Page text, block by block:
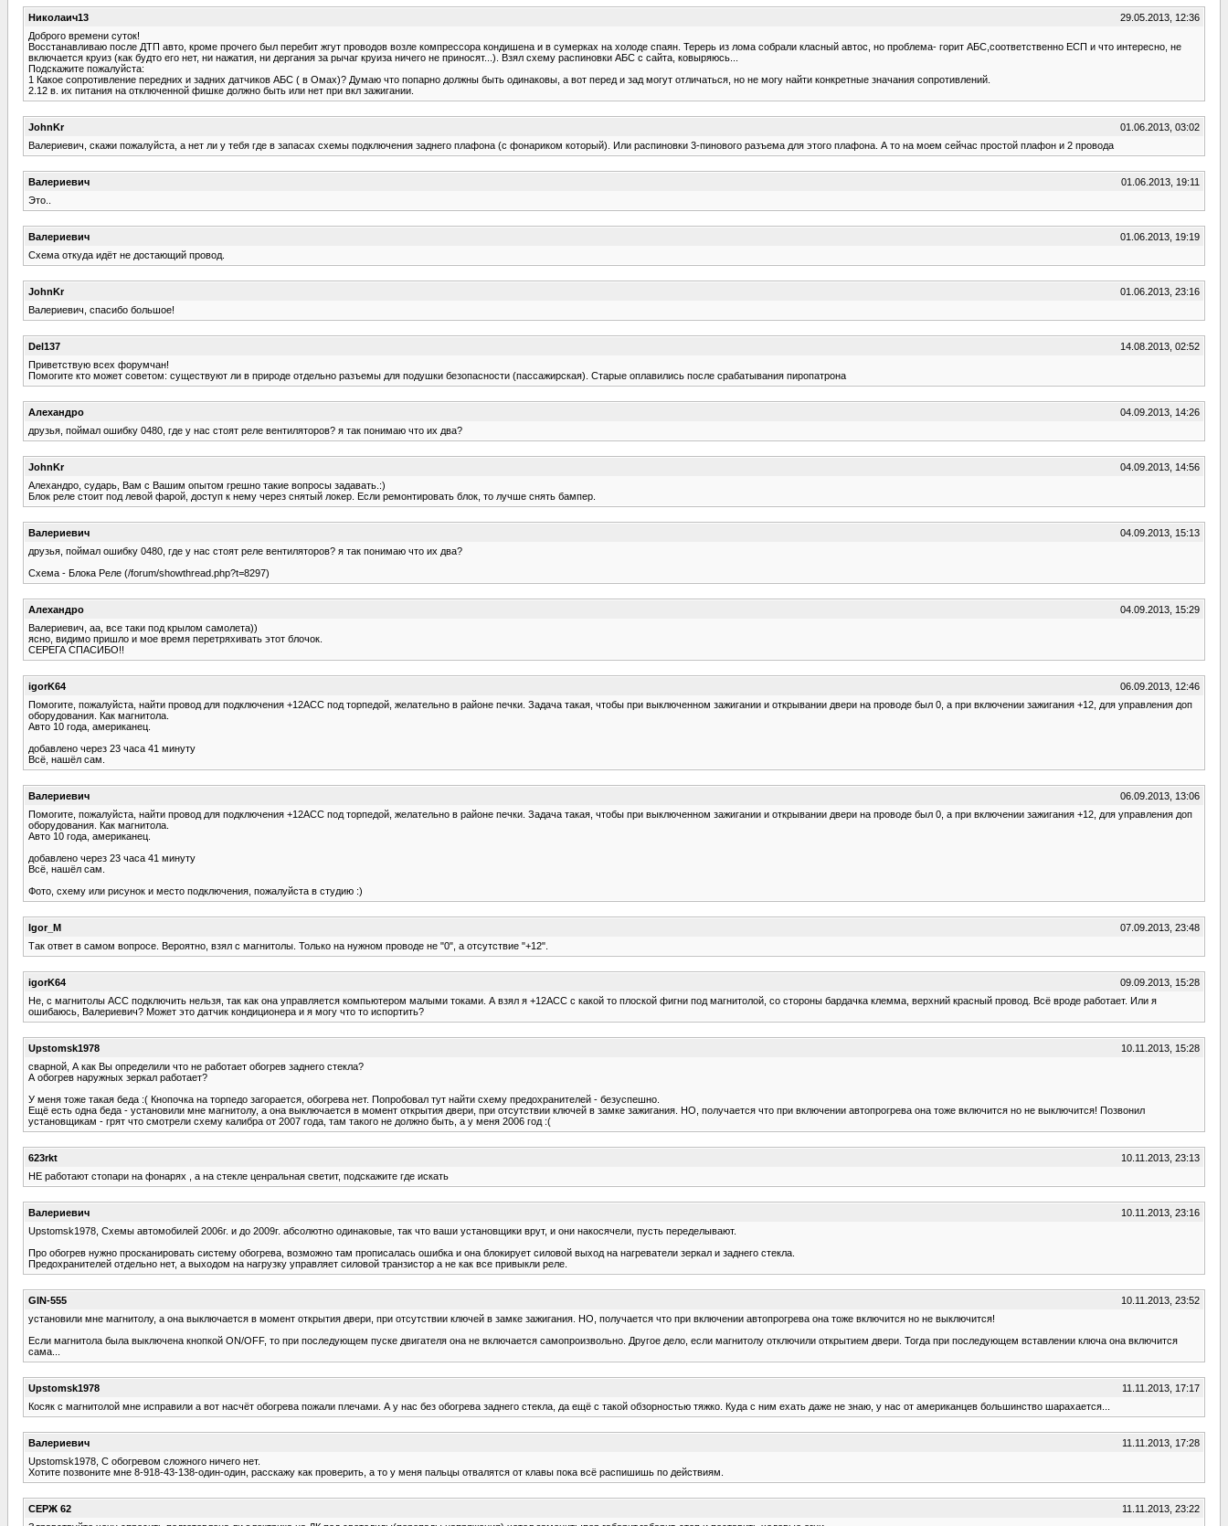
Николаич13
29.05.2013, 12:36
Доброго времени суток!
Восстанавливаю после ДТП авто, кроме прочего был перебит жгут проводов возле компрессора кондишена и в сумерках на холоде спаян. Терерь из лома собрали класный автос, но проблема- горит АБС,соответственно ЕСП и что интересно, не
включается круиз (как будто его нет, ни нажатия, ни дергания за рычаг круиза ничего не приносят...). Взял схему распиновки АБС с сайта, ковыряюсь...
Подскажите пожалуйста:
1 Какое сопротивление передних и задних датчиков АБС ( в Омах)? Думаю что попарно должны быть одинаковы, а вот перед и зад могут отличаться, но не могу найти конкретные значания сопротивлений.
2.12 в. их питания на отключенной фишке должно быть или нет при вкл зажигании.
JohnKr
01.06.2013, 03:02
Валериевич, скажи пожалуйста, а нет ли у тебя где в запасах схемы подключения заднего плафона (с фонариком который). Или распиновки 3-пинового разъема для этого плафона. А то на моем сейчас простой плафон и 2 провода
Валериевич
01.06.2013, 19:11
Это..
Валериевич
01.06.2013, 19:19
Схема откуда идёт не достающий провод.
JohnKr
01.06.2013, 23:16
Валериевич, спасибо большое!
Del137
14.08.2013, 02:52
Приветствую всех форумчан!
Помогите кто может советом: существуют ли в природе отдельно разъемы для подушки безопасности (пассажирская). Старые оплавились после срабатывания пиропатрона
Алехандро
04.09.2013, 14:26
друзья, поймал ошибку 0480, где у нас стоят реле вентиляторов? я так понимаю что их два?
JohnKr
04.09.2013, 14:56
Алехандро, сударь, Вам с Вашим опытом грешно такие вопросы задавать.:)
Блок реле стоит под левой фарой, доступ к нему через снятый локер. Если ремонтировать блок, то лучше снять бампер.
Валериевич
04.09.2013, 15:13
друзья, поймал ошибку 0480, где у нас стоят реле вентиляторов? я так понимаю что их два?
Схема - Блока Реле (/forum/showthread.php?t=8297)
Алехандро
04.09.2013, 15:29
Валериевич, аа, все таки под крылом самолета))
ясно, видимо пришло и мое время перетряхивать этот блочок.
СЕРЕГА СПАСИБО!!
igorK64
06.09.2013, 12:46
Помогите, пожалуйста, найти провод для подключения +12АСС под торпедой, желательно в районе печки. Задача такая, чтобы при выключенном зажигании и открывании двери на проводе был 0, а при включении зажигания +12, для управления доп
оборудования. Как магнитола.
Авто 10 года, американец.
добавлено через 23 часа 41 минуту
Всё, нашёл сам.
Валериевич
06.09.2013, 13:06
Помогите, пожалуйста, найти провод для подключения +12АСС под торпедой, желательно в районе печки. Задача такая, чтобы при выключенном зажигании и открывании двери на проводе был 0, а при включении зажигания +12, для управления доп
оборудования. Как магнитола.
Авто 10 года, американец.
добавлено через 23 часа 41 минуту
Всё, нашёл сам.
Фото, схему или рисунок и место подключения, пожалуйста в студию :)
Igor_M
07.09.2013, 23:48
Так ответ в самом вопросе. Вероятно, взял с магнитолы. Только на нужном проводе не "0", а отсутствие "+12".
igorK64
09.09.2013, 15:28
Не, с магнитолы АСС подключить нельзя, так как она управляется компьютером малыми токами. А взял я +12АСС с какой то плоской фигни под магнитолой, со стороны бардачка клемма, верхний красный провод. Всё вроде работает. Или я
ошибаюсь, Валериевич? Может это датчик кондиционера и я могу что то испортить?
Upstomsk1978
10.11.2013, 15:28
сварной, А как Вы определили что не работает обогрев заднего стекла?
А обогрев наружных зеркал работает?
У меня тоже такая беда :( Кнопочка на торпедо загорается, обогрева нет. Попробовал тут найти схему предохранителей - безуспешно.
Ещё есть одна беда - установили мне магнитолу, а она выключается в момент открытия двери, при отсутствии ключей в замке зажигания. НО, получается что при включении автопрогрева она тоже включится но не выключится! Позвонил
установщикам - грят что смотрели схему калибра от 2007 года, там такого не должно быть, а у меня 2006 год :(
623rkt
10.11.2013, 23:13
НЕ работают стопари на фонарях , а на стекле ценральная светит, подскажите где искать
Валериевич
10.11.2013, 23:16
Upstomsk1978, Схемы автомобилей 2006г. и до 2009г. абсолютно одинаковые, так что ваши установщики врут, и они накосячели, пусть переделывают.
Про обогрев нужно просканировать систему обогрева, возможно там прописалась ошибка и она блокирует силовой выход на нагреватели зеркал и заднего стекла.
Предохранителей отдельно нет, а выходом на нагрузку управляет силовой транзистор а не как все привыкли реле.
GIN-555
10.11.2013, 23:52
установили мне магнитолу, а она выключается в момент открытия двери, при отсутствии ключей в замке зажигания. НО, получается что при включении автопрогрева она тоже включится но не выключится!
Если магнитола была выключена кнопкой ON/OFF, то при последующем пуске двигателя она не включается самопроизвольно. Другое дело, если магнитолу отключили открытием двери. Тогда при последующем вставлении ключа она включится
сама...
Upstomsk1978
11.11.2013, 17:17
Косяк с магнитолой мне исправили а вот насчёт обогрева пожали плечами. А у нас без обогрева заднего стекла, да ещё с такой обзорностью тяжко. Куда с ним ехать даже не знаю, у нас от американцев большинство шарахается...
Валериевич
11.11.2013, 17:28
Upstomsk1978, С обогревом сложного ничего нет.
Хотите позвоните мне 8-918-43-138-один-один, расскажу как проверить, а то у меня пальцы отвалятся от клавы пока всё распишишь по действиям.
СЕРЖ 62
11.11.2013, 23:22